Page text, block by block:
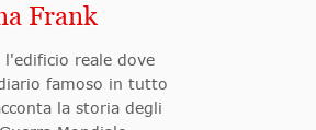
Frank
l'edificio reale dove
famoso in tutto
la storia degli